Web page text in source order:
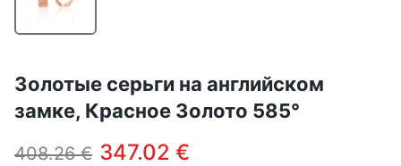
Золотые серьги на английском
замке, Красное Золото 585°
408.26 € 347.02 €